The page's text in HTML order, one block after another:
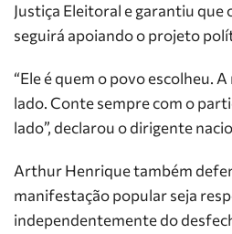
Justiça Eleitoral e garantiu que
seguirá apoiando o projeto
“Ele é quem o povo escolheu.
lado. Conte sempre com o
lado”, declarou o dirigente
Arthur Henrique também
manifestação popular seja
independentemente do